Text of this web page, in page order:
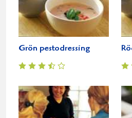
Grön pestodressing